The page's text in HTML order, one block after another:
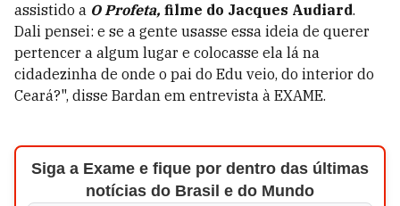
assistido a O Profeta, filme do Jacques Audiard.
Dali pensei: e se a gente usasse essa ideia de querer
pertencer a algum lugar e colocasse ela lá na
cidadezinha de onde o pai do Edu veio, do interior do
Ceará?", disse Bardan em entrevista à EXAME.
Siga a Exame e fique por dentro das últimas
notícias do Brasil e do Mundo